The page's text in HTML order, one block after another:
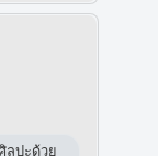
ลปะด้วย